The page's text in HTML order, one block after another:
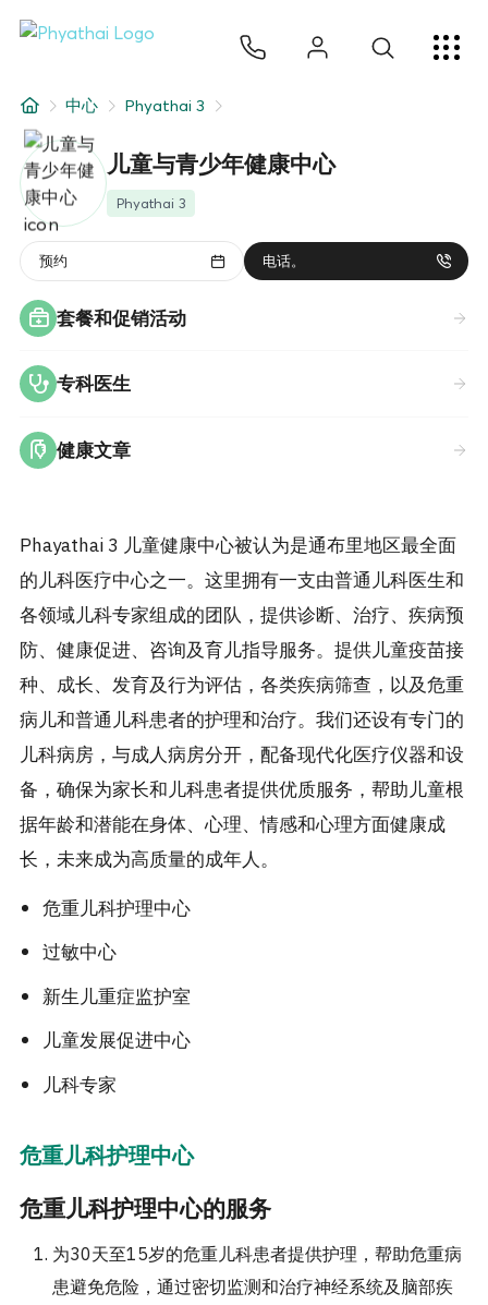
文章
关于我们
医院分院
中心 Phyathai 3
儿童与青少年健康中心
Phyathai 3
预约 电话。
套餐和促销活动
专科医生
健康文章
Phayathai 3 儿童健康中心被认为是通布里地区最全面
的儿科医疗中心之一。这里拥有一支由普通儿科医生和
各领域儿科专家组成的团队，提供诊断、治疗、疾病预
防、健康促进、咨询及育儿指导服务。提供儿童疫苗接
种、成长、发育及行为评估，各类疾病筛查，以及危重
病儿和普通儿科患者的护理和治疗。我们还设有专门的
儿科病房，与成人病房分开，配备现代化医疗仪器和设
备，确保为家长和儿科患者提供优质服务，帮助儿童根
据年龄和潜能在身体、心理、情感和心理方面健康成
长，未来成为高质量的成年人。
危重儿科护理中心
过敏中心
新生儿重症监护室
儿童发展促进中心
儿科专家
危重儿科护理中心
危重儿科护理中心的服务
为30天至15岁的危重儿科患者提供护理，帮助危重病
患避免危险，通过密切监测和治疗神经系统及脑部疾